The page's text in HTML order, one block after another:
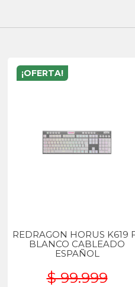
¡OFERTA!
REDRAGON HORUS K619
BLANCO CABLEADO
ESPAÑOL
$ 99.999